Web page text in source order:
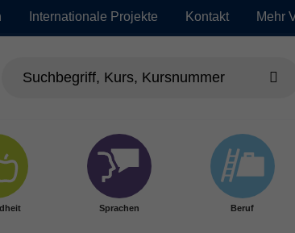
Internationale Projekte Kontakt Mehr
Sprachen Beruf